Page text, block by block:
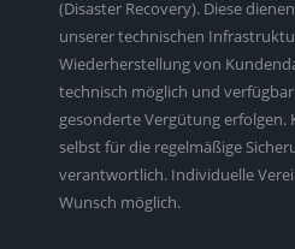
(Disaster Recovery). Diese
unserer technischen
Wiederherstellung von
technisch möglich und
gesonderte Vergütung erfolgen.
selbst für die regelmäßige
verantwortlich. Individuelle
Wunsch möglich.